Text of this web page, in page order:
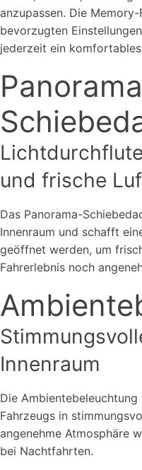
anzupassen. Die
bevorzugten
jederzeit ein
und frische
Das Panorama-
Innenraum und schafft
geöffnet werden, um
Fahrerlebnis noch
Innenraum
Die
Fahrzeugs in
angenehme Atmosphäre
bei Nachtfahrten.